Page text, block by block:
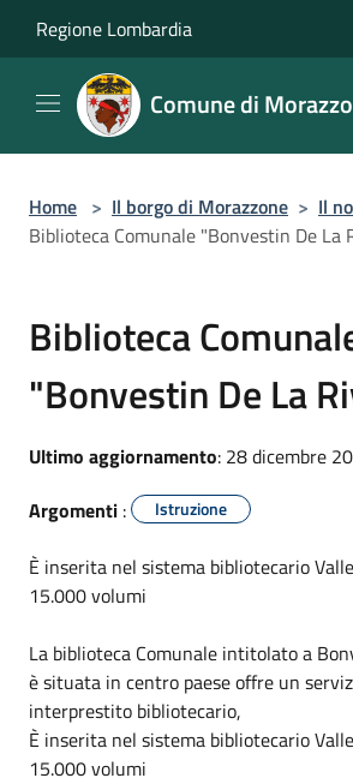
Regione Lombardia
Comune di
Home > Il borgo di Morazzone > Il
Biblioteca Comunale "Bonvestin De La
Biblioteca
"Bonvestin De La
Ultimo aggiornamento: 28 dicembre
Argomenti : Istruzione
È inserita nel sistema bibliotecario
15.000 volumi
La biblioteca Comunale intitolato a
è situata in centro paese offre un
interprestito bibliotecario,
È inserita nel sistema bibliotecario
15.000 volumi